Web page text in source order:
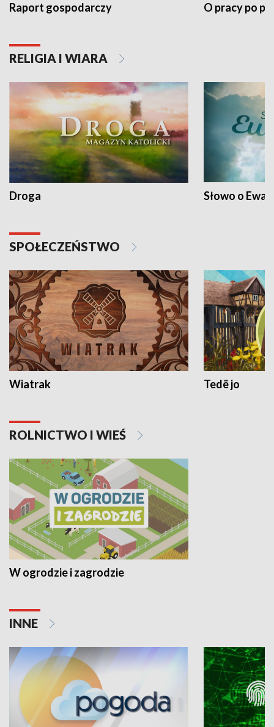
Raport gospodarczy O pracy po
RELIGIA I WIARA
Droga Słowo o
SPOŁECZEŃSTWO
Wiatrak Tedë jo
ROLNICTWO I WIEŚ
W ogrodzie i zagrodzie
INNE